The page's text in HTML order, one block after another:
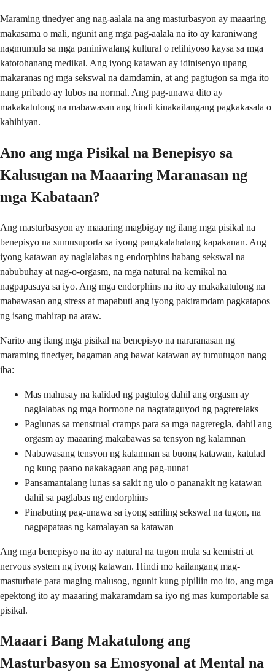
Maraming tinedyer ang nag-aalala na ang masturbasyon ay maaaring
makasama o mali, ngunit ang mga pag-aalala na ito ay karaniwang
nagmumula sa mga paniniwalang kultural o relihiyoso kaysa sa mga
katotohanang medikal. Ang iyong katawan ay idinisenyo upang
makaranas ng mga sekswal na damdamin, at ang pagtugon sa mga ito
nang pribado ay lubos na normal. Ang pag-unawa dito ay
makakatulong na mabawasan ang hindi kinakailangang pagkakasala o
kahihiyan.
Ano ang mga Pisikal na Benepisyo sa
Kalusugan na Maaaring Maranasan ng
mga Kabataan?
Ang masturbasyon ay maaaring magbigay ng ilang mga pisikal na
benepisyo na sumusuporta sa iyong pangkalahatang kapakanan. Ang
iyong katawan ay naglalabas ng endorphins habang sekswal na
nabubuhay at nag-o-orgasm, na mga natural na kemikal na
nagpapasaya sa iyo. Ang mga endorphins na ito ay makakatulong na
mabawasan ang stress at mapabuti ang iyong pakiramdam pagkatapos
ng isang mahirap na araw.
Narito ang ilang mga pisikal na benepisyo na nararanasan ng
maraming tinedyer, bagaman ang bawat katawan ay tumutugon nang
iba:
Mas mahusay na kalidad ng pagtulog dahil ang orgasm ay
naglalabas ng mga hormone na nagtataguyod ng pagrerelaks
Paglunas sa menstrual cramps para sa mga nagreregla, dahil ang
orgasm ay maaaring makabawas sa tensyon ng kalamnan
Nabawasang tensyon ng kalamnan sa buong katawan, katulad
ng kung paano nakakagaan ang pag-uunat
Pansamantalang lunas sa sakit ng ulo o pananakit ng katawan
dahil sa paglabas ng endorphins
Pinabuting pag-unawa sa iyong sariling sekswal na tugon, na
nagpapataas ng kamalayan sa katawan
Ang mga benepisyo na ito ay natural na tugon mula sa kemistri at
nervous system ng iyong katawan. Hindi mo kailangang mag-
masturbate para maging malusog, ngunit kung pipiliin mo ito, ang mga
epektong ito ay maaaring makaramdam sa iyo ng mas kumportable sa
pisikal.
Maaari Bang Makatulong ang
Masturbasyon sa Emosyonal at Mental na